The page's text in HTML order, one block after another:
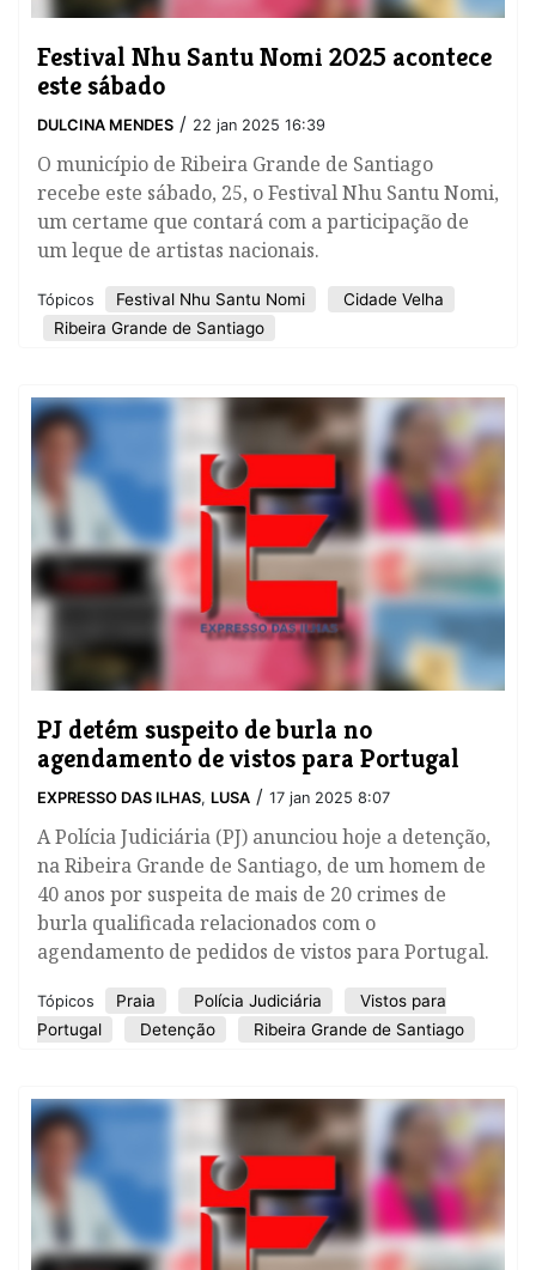
​Festival Nhu Santu Nomi 2025 acontece
este sábado
DULCINA MENDES / 22 jan 2025 16:39
O município de Ribeira Grande de Santiago
recebe este sábado, 25, o Festival Nhu Santu Nomi,
um certame que contará com a participação de
um leque de artistas nacionais.
Tópicos ​Festival Nhu Santu Nomi
Cidade Velha
Ribeira Grande de Santiago
PJ detém suspeito de burla no
agendamento de vistos para Portugal
EXPRESSO DAS ILHAS, LUSA / 17 jan 2025 8:07
A Polícia Judiciária (PJ) anunciou hoje a detenção,
na Ribeira Grande de Santiago, de um homem de
40 anos por suspeita de mais de 20 crimes de
burla qualificada relacionados com o
agendamento de pedidos de vistos para Portugal.
Tópicos Praia Polícia Judiciária
Vistos para
Portugal
Detenção Ribeira Grande de Santiago